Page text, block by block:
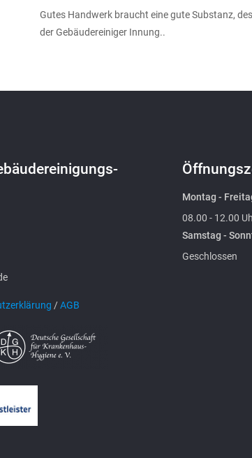
Gutes Handwerk braucht eine gute Substanz,
der Gebäudereiniger Innung..
/AGB
Montag -
08.00 - 12.00
Samstag -
Geschlossen